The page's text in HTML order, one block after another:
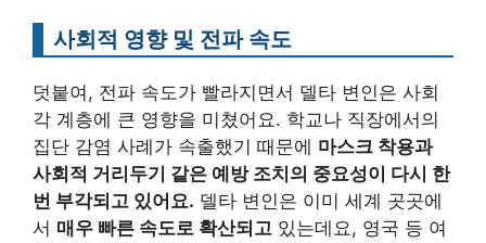
사회적 영향 및 전파 속도
덧붙여, 전파 속도가 빨라지면서 델타 변인은 사회
각 계층에 큰 영향을 미쳤어요. 학교나 직장에서의
집단 감염 사례가 속출했기 때문에 마스크 착용과
사회적 거리두기 같은 예방 조치의 중요성이 다시 한
번 부각되고 있어요. 델타 변인은 이미 세계 곳곳에
서 매우 빠른 속도로 확산되고 있는데요, 영국 등 여